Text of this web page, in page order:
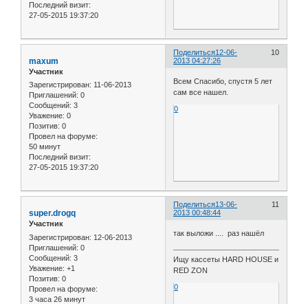
Последний визит:
27-05-2015 19:37:20
Поделиться 10
12-06-
2013 04:27:26
maxum
Участник
Зарегистрирован: 11-06-2013
Приглашений: 0
Сообщений: 3
Уважение: 0
Позитив: 0
Провел на форуме:
50 минут
Последний визит:
27-05-2015 19:37:20
Всем Спасибо, спустя 5 лет
сам все нашел.
0
Поделиться 11
13-06-
2013 00:48:44
super.drogq
Участник
Зарегистрирован: 12-06-2013
Приглашений: 0
Сообщений: 3
Уважение: +1
Позитив: 0
Провел на форуме:
3 часа 26 минут
так выложи .... раз нашёл
Ищу кассеты HARD HOUSE и
RED ZON
0